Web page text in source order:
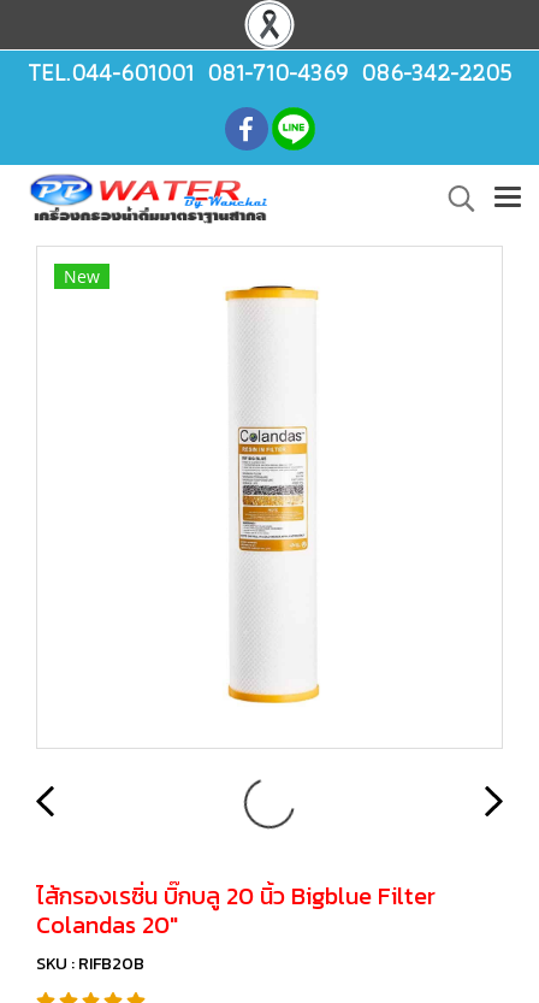
TEL.044-601001 081-710-4369 086-342-2205
New
ไส้กรองเรซิ่น บิ๊กบลู 20 นิ้ว Bigblue Filter
Colandas 20″
SKU : RIFB20B